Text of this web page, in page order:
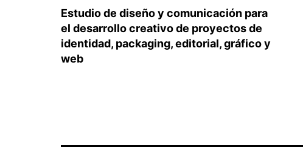
Estudio de diseño y comunicación para
el desarrollo creativo de proyectos de
identidad, packaging, editorial, gráfico y
web